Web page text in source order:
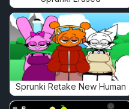
Sprunki Retake New Human